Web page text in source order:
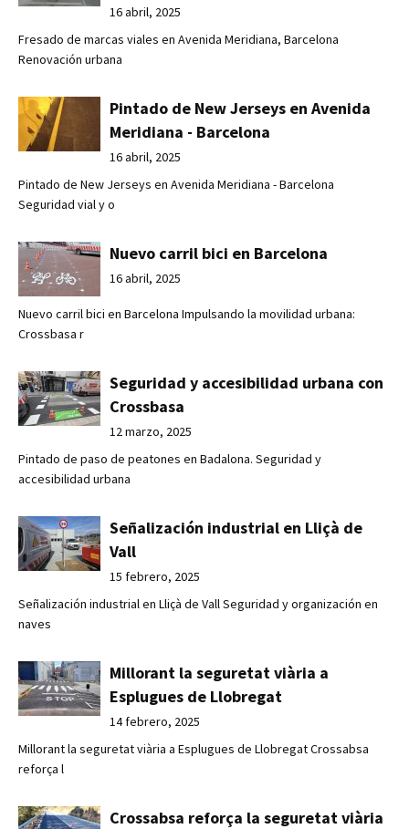
16 abril, 2025
Fresado de marcas viales en Avenida Meridiana, Barcelona
Renovación urbana
Pintado de New Jerseys en Avenida
Meridiana - Barcelona
16 abril, 2025
Pintado de New Jerseys en Avenida Meridiana - Barcelona
Seguridad vial y o
Nuevo carril bici en Barcelona
16 abril, 2025
Nuevo carril bici en Barcelona Impulsando la movilidad urbana:
Crossbasa r
Seguridad y accesibilidad urbana con
Crossbasa
12 marzo, 2025
Pintado de paso de peatones en Badalona. Seguridad y
accesibilidad urbana
Señalización industrial en Lliçà de
Vall
15 febrero, 2025
Señalización industrial en Lliçà de Vall Seguridad y organización en
naves
Millorant la seguretat viària a
Esplugues de Llobregat
14 febrero, 2025
Millorant la seguretat viària a Esplugues de Llobregat Crossabsa
reforça l
Crossabsa reforça la seguretat viària